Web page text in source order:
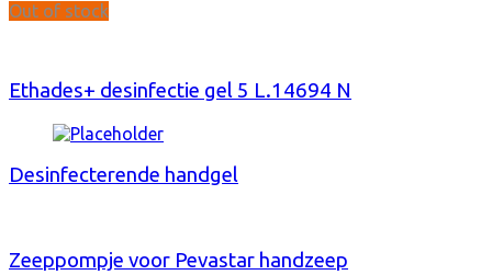
Out of stock
Ethades+ desinfectie gel 5 L.14694 N
Desinfecterende handgel
Zeeppompje voor Pevastar handzeep